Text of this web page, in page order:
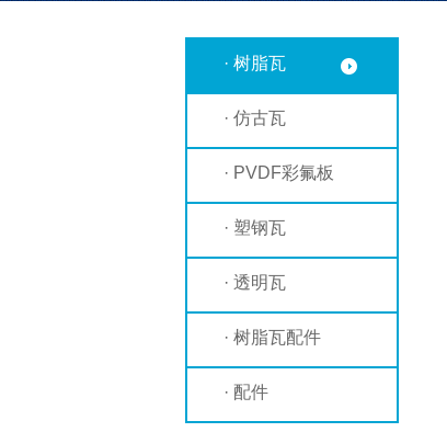
· 树脂瓦
· 仿古瓦
· PVDF彩氟板
· 塑钢瓦
· 透明瓦
· 树脂瓦配件
· 配件